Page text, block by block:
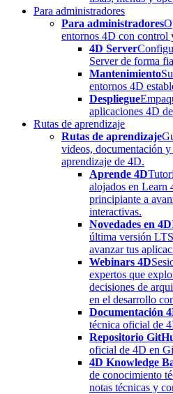
Para administradores
Para administradores
entornos 4D con control
4D Server
Server de forma
Mantenimiento
entornos 4D
Despliegue
aplicaciones 4D
Rutas de aprendizaje
Rutas de aprendizaje
videos, documentación
aprendizaje de 4D.
Aprende 4D
alojados en Learn
principiante a
interactivas.
Novedades en 4D
última versión
avanzar tus
Webinars 4D
expertos que
decisiones de
en el desarrollo
Documentación
técnica oficial de
Repositorio
oficial de 4D en
4D Knowledge
de conocimiento
notas técnicas y